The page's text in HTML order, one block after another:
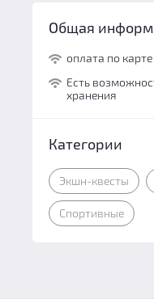
Общая
оплата по карте
Есть
хранения
Категории
Экшн-квесты
Спортивные